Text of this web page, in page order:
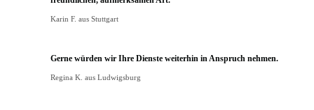
Karin F. aus Stuttgart
Gerne würden wir Ihre Dienste weiterhin in Anspruch nehmen.
Regina K. aus Ludwigsburg